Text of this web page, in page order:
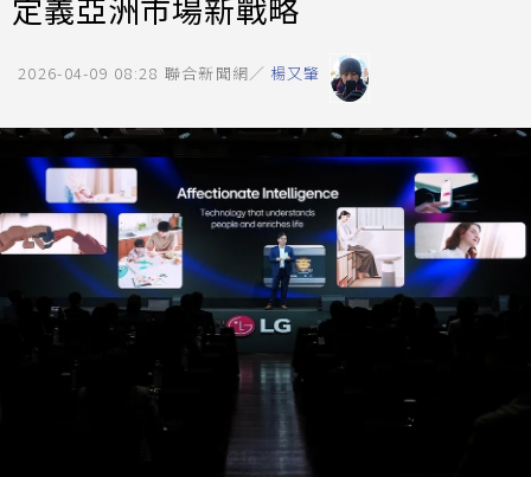
定義亞洲市場新戰略
2026-04-09 08:28 聯合新聞網／ 楊又肇